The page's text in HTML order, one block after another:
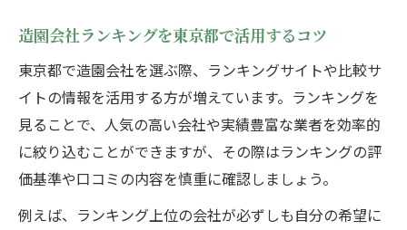
造園会社ランキングを東京都で活用するコツ
東京都で造園会社を選ぶ際、ランキングサイトや比較サ
イトの情報を活用する方が増えています。ランキングを
見ることで、人気の高い会社や実績豊富な業者を効率的
に絞り込むことができますが、その際はランキングの評
価基準や口コミの内容を慎重に確認しましょう。
例えば、ランキング上位の会社が必ずしも自分の希望に